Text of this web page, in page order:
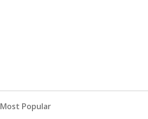
Most Popular